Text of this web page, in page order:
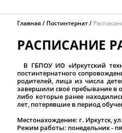
Главная Постинтернат
РАСПИСАНИЕ
В ГБПОУ ИО «Иркутский
постинтернатного
родителей, лица из числа
завершили своё пребывание в
либо которые ранее
лет, потерявшие в период
Местонахождение: г. Иркутск,
Режим работы: понедельник -